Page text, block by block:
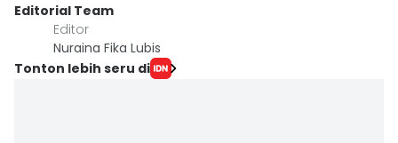
Editorial Team
Editor
Nuraina Fika Lubis
Tonton lebih seru di